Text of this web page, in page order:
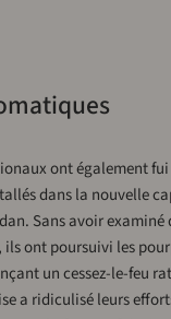
ont également
dans la nouvelle
Sans avoir
ont poursuivi les
un cessez-le-feu
a ridiculisé leurs